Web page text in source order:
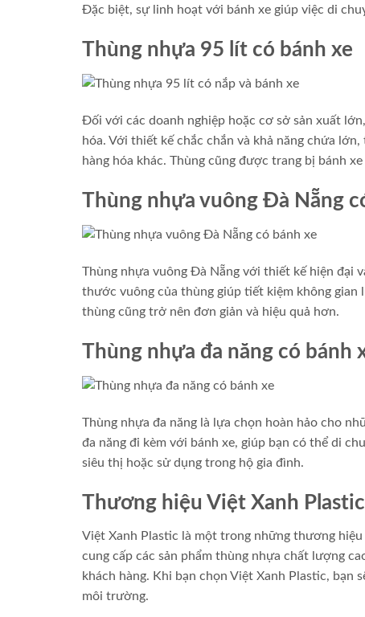
Đặc biệt, sự linh hoạt với bánh xe giúp việc di
Thùng nhựa 95 lít có bánh xe
Đối với các doanh nghiệp hoặc cơ sở sản xuất
hóa. Với thiết kế chắc chắn và khả năng chứa
hàng hóa khác. Thùng cũng được trang bị bánh
Thùng nhựa vuông Đà Nẵng
Thùng nhựa vuông Đà Nẵng với thiết kế hiện đại
thước vuông của thùng giúp tiết kiệm không gian
thùng cũng trở nên đơn giản và hiệu quả hơn.
Thùng nhựa đa năng có bánh
Thùng nhựa đa năng là lựa chọn hoàn hảo cho
đa năng đi kèm với bánh xe, giúp bạn có thể di
siêu thị hoặc sử dụng trong hộ gia đình.
Thương hiệu Việt Xanh Plastic
Việt Xanh Plastic là một trong những thương
cung cấp các sản phẩm thùng nhựa chất lượng
khách hàng. Khi bạn chọn Việt Xanh Plastic, bạn
môi trường.